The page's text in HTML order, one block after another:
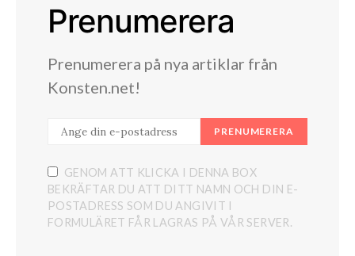
Prenumerera
Prenumerera på nya artiklar från
Konsten.net!
PRENUMERERA
GENOM ATT KLICKA I DENNA BOX
BEKRÄFTAR DU ATT DITT NAMN OCH DIN E-
POSTADRESS SOM DU ANGIVIT I
FORMULÄRET FÅR LAGRAS PÅ VÅR SERVER.